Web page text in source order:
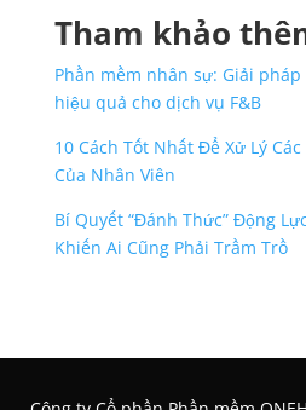
Tham khảo
Phần mềm nhân sự: Giải
hiệu quả cho dịch vụ F&B
10 Cách Tốt Nhất Để Xử Lý
Của Nhân Viên
Bí Quyết “Đánh Thức” Động
Khiến Ai Cũng Phải Trầm Trồ